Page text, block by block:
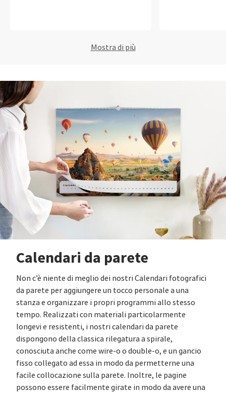
Mostra di più
Calendari da parete
Non c’è niente di meglio dei nostri Calendari fotografici
da parete per aggiungere un tocco personale a una
stanza e organizzare i propri programmi allo stesso
tempo. Realizzati con materiali particolarmente
longevi e resistenti, i nostri calendari da parete
dispongono della classica rilegatura a spirale,
conosciuta anche come wire-o o double-o, e un gancio
fisso collegato ad essa in modo da permetterne una
facile collocazione sulla parete. Inoltre, le pagine
possono essere facilmente girate in modo da avere una